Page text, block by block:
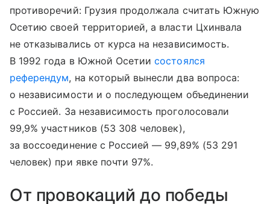
противоречий: Грузия продолжала считать Южную
Осетию своей территорией, а власти Цхинвала
не отказывались от курса на независимость.
В 1992 года в Южной Осетиисостоялся
референдум, на который вынесли два вопроса:
о независимости и о последующем объединении
с Россией. За независимость проголосовали
99,9% участников (53 308 человек),
за воссоединение с Россией — 99,89% (53 291
человек) при явке почти 97%.
От провокаций до победы